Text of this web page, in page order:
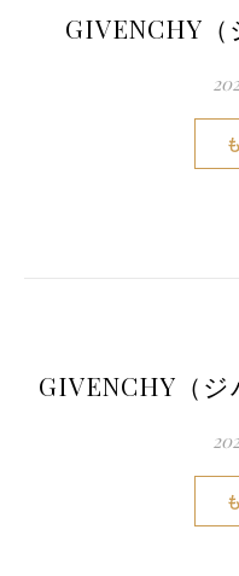
GIVENCHY
GIVENCHY（